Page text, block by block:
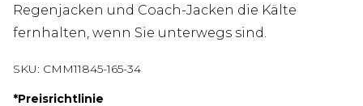
Regenjacken und Coach-Jacken die Kälte
fernhalten, wenn Sie unterwegs sind.
SKU: CMM11845-165-34
*Preisrichtlinie